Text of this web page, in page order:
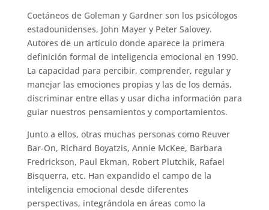
Coetáneos de Goleman y Gardner son los psicólogos
estadounidenses, John Mayer y Peter Salovey.
Autores de un artículo donde aparece la primera
definición formal de inteligencia emocional en 1990.
La capacidad para percibir, comprender, regular y
manejar las emociones propias y las de los demás,
discriminar entre ellas y usar dicha información para
guiar nuestros pensamientos y comportamientos.
Junto a ellos, otras muchas personas como Reuver
Bar-On, Richard Boyatzis, Annie McKee, Barbara
Fredrickson, Paul Ekman, Robert Plutchik, Rafael
Bisquerra, etc. Han expandido el campo de la
inteligencia emocional desde diferentes
perspectivas, integrándola en áreas como la